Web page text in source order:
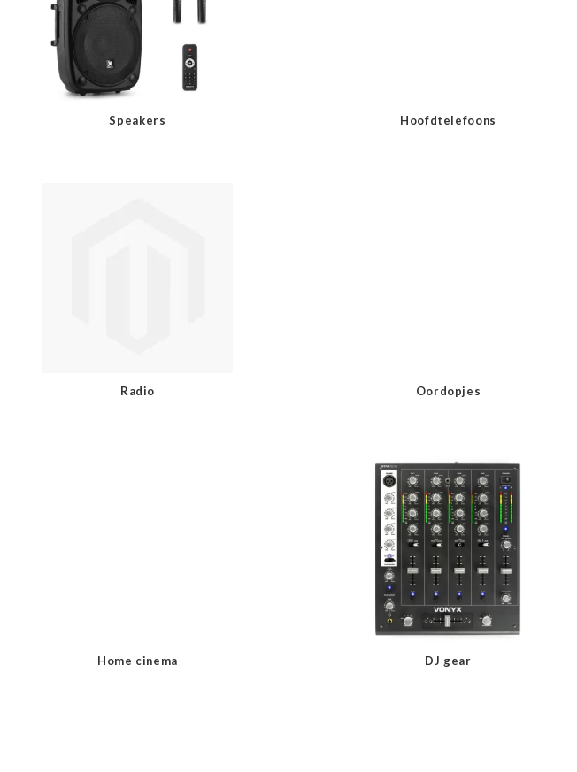
Speakers Hoofdtelefoons
Radio Oordopjes
Home cinema DJ gear